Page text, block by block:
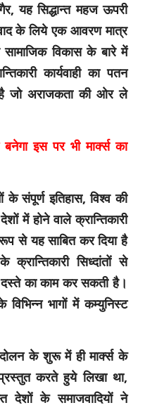
यह सिद्धान्त महज ऊपरी
के लिये एक आवरण मात्र
विकास के बारे में
कार्यवाही का पतन
जो अराजकता की ओर ले
इस पर भी मार्क्स का
के संपूर्ण इतिहास, विश्व की
में होने वाले क्रान्तिकारी
से यह साबित कर दिया है
सिध्दांतों से
दस्ते का काम कर सकती है।
भागों में कम्युनिस्ट
के शुरू में ही मार्क्स के
प्रस्तुत करते हुये लिखा था,
देशों के समाजवादियों ने